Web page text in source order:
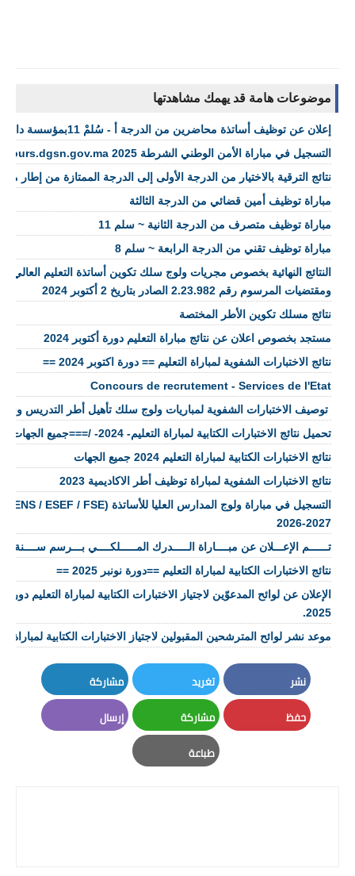
موضوعات هامة قد يهمك مشاهدتها
إعلان عن توظيف أساتذة محاضرين من الدرجة أ - سُلمْ 11بمؤسسة دارالحديث الحسنية
التسجيل في مباراة الأمن الوطني الشرطة concours.dgsn.gov.ma 2025
نتائج الترقية بالاختيار من الدرجة الأولى إلى الدرجة الممتازة من إطار
مباراة توظيف أمين قضائي من الدرجة الثالثة
مباراة توظيف متصرف من الدرجة الثانية ~ سلم 11
مباراة توظيف تقني من الدرجة الرابعة ~ سلم 8
النتائج النهائية بخصوص مجريات ولوج سلك تكوين أساتذة التعليم العالي
ومقتضيات المرسوم رقم 2.23.982 الصادر بتاريخ 2 أكتوبر 2024
نتائج مسلك تكوين الأطر المختصة
مستجد بخصوص اعلان عن نتائج مباراة التعليم دورة أكتوبر 2024
نتائج الاختبارات الشفوية لمباراة التعليم == دورة اكتوبر 2024 ==
Concours de recrutement - Services de l'Etat
توصيف الاختبارات الشفوية لمباريات ولوج سلك تأهيل أطر التدريس
تحميل نتائج الاختبارات الكتابية لمباراة التعليم- 2024- /===جميع الجهات====
نتائج الاختبارات الكتابية لمباراة التعليم 2024 جميع الجهات
نتائج الاختبارات الشفوية لمباراة توظيف أطر الاكاديمية 2023
2027-2026
تــــــم الإعـــلان عن مبــــاراة الـــــدرك المـــــلكــــي بـــرسم ســــنة 2026 👮🏼‍♂️👮🏼‍♀️
نتائج الاختبارات الكتابية لمباراة التعليم ==دورة نونبر 2025 ==
2025.
موعد نشر لوائح المترشحين المقبولين لاجتياز الاختبارات الكتابية لمباراة التعليم
نشر
Facebook
تغريد
Twitter
مشاركة
LinkedIn
حفظ مشاركة
Whatsapp
إرسال
طباعة